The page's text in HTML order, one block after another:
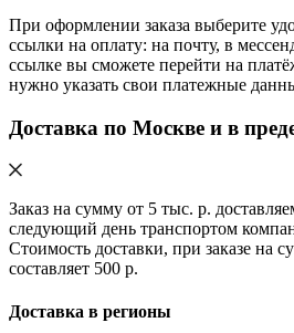
При оформлении заказа выберите
ссылки на оплату: на почту, в
ссылке вы сможете перейти на
нужно указать свои платежные
Доставка по Москве и в
Заказ на сумму от 5 тыс. р.
следующий день транспортом
Стоимость доставки, при заказе на
составляет 500 р.
Доставка в регионы